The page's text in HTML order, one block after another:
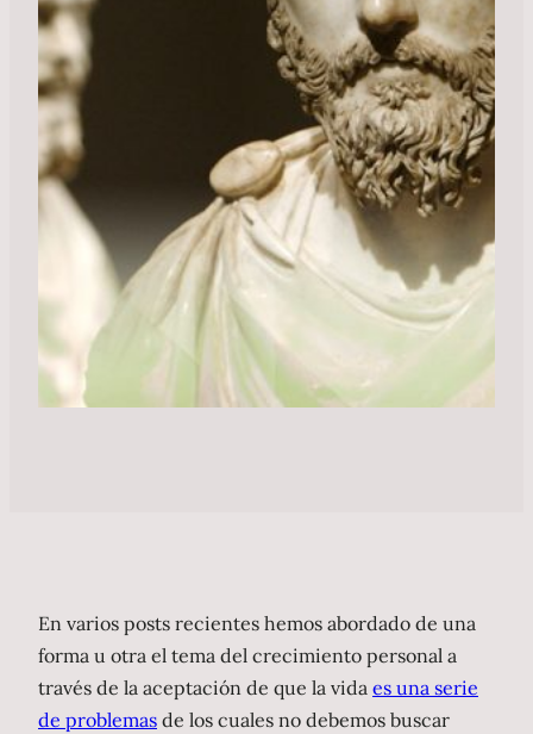
En varios posts recientes hemos abordado de una
forma u otra el tema del crecimiento personal a
través de la aceptación de que la vida es una serie
de problemas de los cuales no debemos buscar